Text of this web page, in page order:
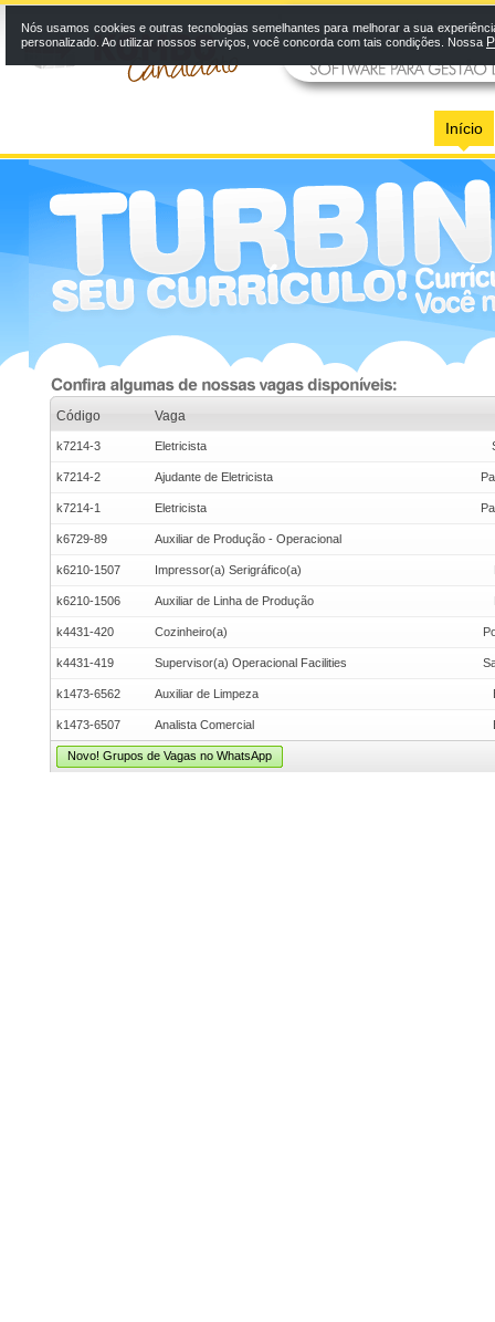
Início
Código Vaga
k7214-3 Eletricista
k7214-2 Ajudante de Eletricista
k7214-1 Eletricista
k6729-89 Auxiliar de Produção - Operacional
k6210-1507 Impressor(a) Serigráfico(a)
k6210-1506 Auxiliar de Linha de Produção
k4431-420 Cozinheiro(a)
k4431-419 Supervisor(a) Operacional Facilities
k1473-6562 Auxiliar de Limpeza
k1473-6507 Analista Comercial
Novo! Grupos de Vagas no WhatsApp
Nós usamos cookies e outras tecnologias semelhantes para melhorar a sua
personalizado. Ao utilizar nossos serviços, você concorda com tais condições. Nossa